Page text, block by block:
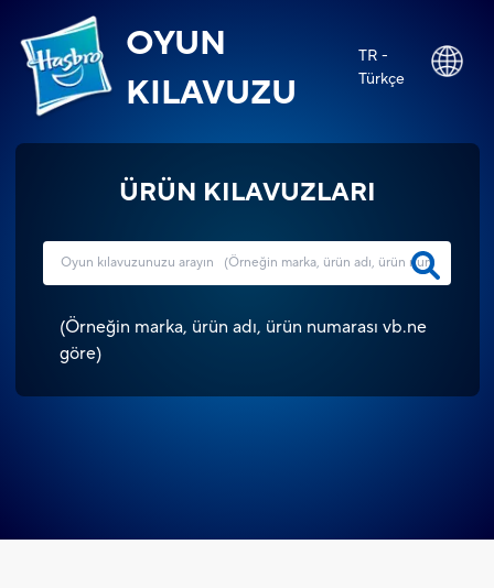
OYUN
KILAVUZU
TR -
Türkçe
ÜRÜN KILAVUZLARI
(Örneğin marka, ürün adı, ürün numarası vb.ne
göre)